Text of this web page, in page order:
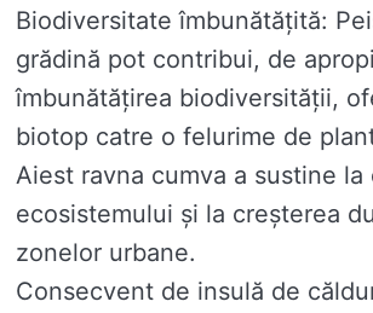
Biodiversitate îmbunătățită:
grădină pot contribui, de
îmbunătățirea biodiversității,
biotop catre o felurime de
Aiest ravna cumva a sustine la
ecosistemului și la creșterea
zonelor urbane.
Consecvent de insulă de